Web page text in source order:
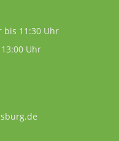
bis 11:30 Uhr
Uhr